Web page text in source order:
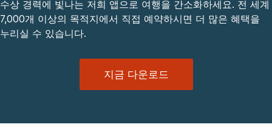
수상 경력에 빛나는 저희 앱으로 여행을 간소화하세요. 전 세계
7,000개 이상의 목적지에서 직접 예약하시면 더 많은 혜택을
누리실 수 있습니다.
지금 다운로드